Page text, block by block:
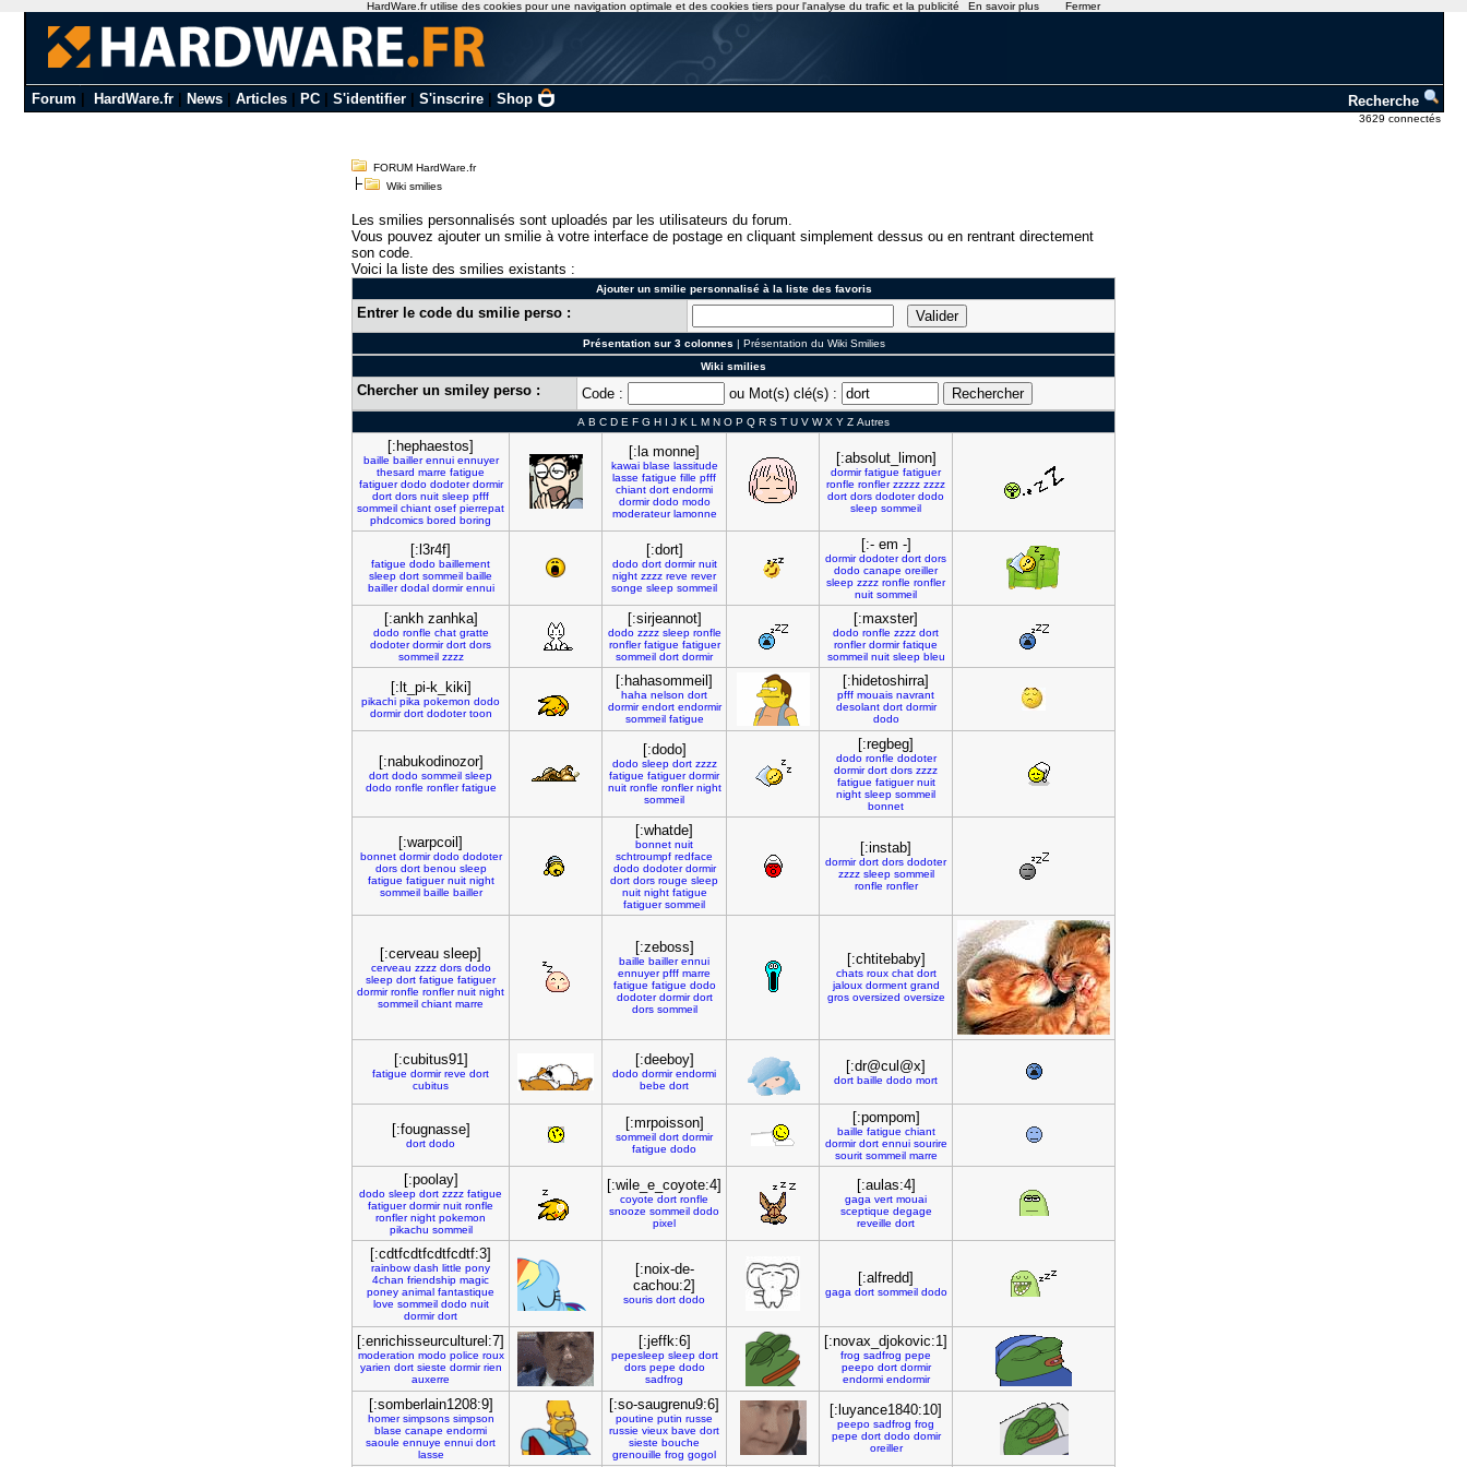
Forum HardWare.fr| News| Articles| PC| S'identifier| S'inscrire| Shop Recherche
3629 connectés
FORUM HardWare.fr
Wiki smilies
Les smilies personnalisés sont uploadés par les utilisateurs du forum.
Vous pouvez ajouter un smilie à votre interface de postage en cliquant simplement dessus ou en rentrant directement
son code.
Voici la liste des smilies existants :
Ajouter un smilie personnalisé à la liste des favoris
Entrer le code du smilie perso :
Présentation sur 3 colonnes | Présentation du Wiki Smilies
Wiki smilies
Chercher un smiley perso : Code : ou Mot(s) clé(s) :
A B C D E F G H I J K L M N O P Q R S T U V W X Y Z Autres
[:hephaestos]
baille bailler ennui ennuyer
thesard marre fatigue
fatiguer dodo dodoter dormir
dort dors nuit sleep pfff
sommeil chiant osef pierrepat
phdcomics bored boring
[:la monne]
kawai blase lassitude
lasse fatigue fille pfff
chiant dort endormi
dormir dodo modo
moderateur lamonne
[:absolut_limon]
dormir fatigue fatiguer
ronfle ronfler zzzzz zzzz
dort dors dodoter dodo
sleep sommeil
[:l3r4f]
fatigue dodo baillement
sleep dort sommeil baille
bailler dodal dormir ennui
[:dort]
dodo dort dormir nuit
night zzzz reve rever
songe sleep sommeil
[:- em -]
dormir dodoter dort dors
dodo canape oreiller
sleep zzzz ronfle ronfler
nuit sommeil
[:ankh zanhka]
dodo ronfle chat gratte
dodoter dormir dort dors
sommeil zzzz
[:sirjeannot]
dodo zzzz sleep ronfle
ronfler fatigue fatiguer
sommeil dort dormir
[:maxster]
dodo ronfle zzzz dort
ronfler dormir fatique
sommeil nuit sleep bleu
[:lt_pi-k_kiki]
pikachi pika pokemon dodo
dormir dort dodoter toon
[:hahasommeil]
haha nelson dort
dormir endort endormir
sommeil fatigue
[:hidetoshirra]
pfff mouais navrant
desolant dort dormir
dodo
[:nabukodinozor]
dort dodo sommeil sleep
dodo ronfle ronfler fatigue
[:dodo]
dodo sleep dort zzzz
fatigue fatiguer dormir
nuit ronfle ronfler night
sommeil
[:regbeg]
dodo ronfle dodoter
dormir dort dors zzzz
fatigue fatiguer nuit
night sleep sommeil
bonnet
[:warpcoil]
bonnet dormir dodo dodoter
dors dort benou sleep
fatigue fatiguer nuit night
sommeil baille bailler
[:whatde]
bonnet nuit
schtroumpf redface
dodo dodoter dormir
dort dors rouge sleep
nuit night fatigue
fatiguer sommeil
[:instab]
dormir dort dors dodoter
zzzz sleep sommeil
ronfle ronfler
[:cerveau sleep]
cerveau zzzz dors dodo
sleep dort fatigue fatiguer
dormir ronfle ronfler nuit night
sommeil chiant marre
[:zeboss]
baille bailler ennui
ennuyer pfff marre
fatigue fatigue dodo
dodoter dormir dort
dors sommeil
[:chtitebaby]
chats roux chat dort
jaloux dorment grand
gros oversized oversize
[:cubitus91]
fatigue dormir reve dort
cubitus
[:deeboy]
dodo dormir endormi
bebe dort
[:dr@cul@x]
dort baille dodo mort
[:fougnasse]
dort dodo
[:mrpoisson]
sommeil dort dormir
fatigue dodo
[:pompom]
baille fatigue chiant
dormir dort ennui sourire
sourit sommeil marre
[:poolay]
dodo sleep dort zzzz fatigue
fatiguer dormir nuit ronfle
ronfler night pokemon
pikachu sommeil
[:wile_e_coyote:4]
coyote dort ronfle
snooze sommeil dodo
pixel
[:aulas:4]
gaga vert mouai
sceptique degage
reveille dort
[:cdtfcdtfcdtfcdtf:3]
rainbow dash little pony
4chan friendship magic
poney animal fantastique
love sommeil dodo nuit
dormir dort
[:noix-de-
cachou:2]
souris dort dodo
[:alfredd]
gaga dort sommeil dodo
[:enrichisseurculturel:7]
moderation modo police roux
yarien dort sieste dormir rien
auxerre
[:jeffk:6]
pepesleep sleep dort
dors pepe dodo
sadfrog
[:novax_djokovic:1]
frog sadfrog pepe
peepo dort dormir
endormi endormir
[:somberlain1208:9]
homer simpsons simpson
blase canape endormi
saoule ennuye ennui dort
lasse
[:so-saugrenu9:6]
poutine putin russe
russie vieux bave dort
sieste bouche
grenouille frog gogol
[:luyance1840:10]
peepo sadfrog frog
pepe dort dodo domir
oreiller
HardWare.fr utilise des cookies pour une navigation optimale et des cookies tiers pour l'analyse du trafic et la publicité En savoir plus Fermer